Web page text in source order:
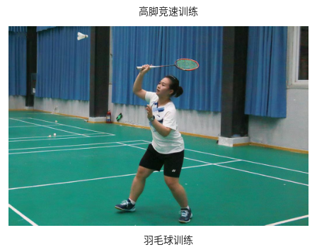
高脚竞速训练
羽毛球训练